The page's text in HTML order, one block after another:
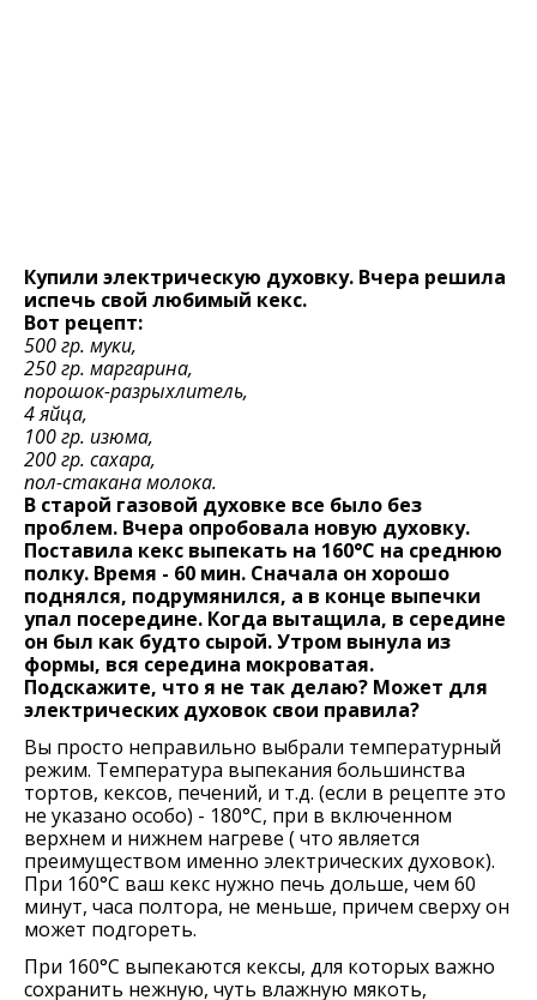
Купили электрическую духовку. Вчера решила
испечь свой любимый кекс.
Вот рецепт:
500 гр. муки,
250 гр. маргарина,
порошок-разрыхлитель,
4 яйца,
100 гр. изюма,
200 гр. сахара,
пол-стакана молока.
В старой газовой духовке все было без
проблем. Вчера опробовала новую духовку.
Поставила кекс выпекать на 160°С на среднюю
полку. Время - 60 мин. Сначала он хорошо
поднялся, подрумянился, а в конце выпечки
упал посередине. Когда вытащила, в середине
он был как будто сырой. Утром вынула из
формы, вся середина мокроватая.
Подскажите, что я не так делаю? Может для
электрических духовок свои правила?
Вы просто неправильно выбрали температурный
режим. Температура выпекания большинства
тортов, кексов, печений, и т.д. (если в рецепте это
не указано особо) - 180°С, при в включенном
верхнем и нижнем нагреве ( что является
преимуществом именно электрических духовок).
При 160°С ваш кекс нужно печь дольше, чем 60
минут, часа полтора, не меньше, причем сверху он
может подгореть.
При 160°С выпекаются кексы, для которых важно
сохранить нежную, чуть влажную мякоть,